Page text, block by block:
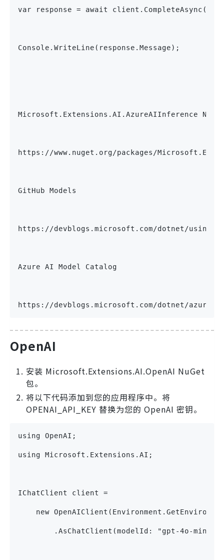
var response = await
Console.WriteLine(response.Message);
Microsoft.Extensions.AI.AzureAIInference
https://www.nuget.org/packages/
GitHub Models
https://devblogs.microsoft.com/dotnet/using-
Azure AI Model Catalog
https://devblogs.microsoft.com/dotnet/azure-
OpenAI
安装 Microsoft.Extensions.AI.OpenAI NuGet
包。
将以下代码添加到您的应用程序中。将
OPENAI_API_KEY 替换为您的 OpenAI 密钥。
using OpenAI;
using Microsoft.Extensions.AI;
IChatClient client =
new
.AsChatClient(modelId: "gpt-4o-